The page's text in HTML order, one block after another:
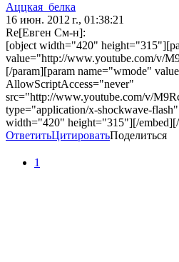
Аццкая_белка
16 июн. 2012 г., 01:38:21
Re[Евген См-н]:
[object width="420"
value="http://www.youtube.com/v/
[/param][param name="wmode"
AllowScriptAccess="never"
src="http://www.youtube.com/v/
type="application/x-shockwave-
width="420" height="315"][/
ОтветитьЦитироватьПоделиться
1